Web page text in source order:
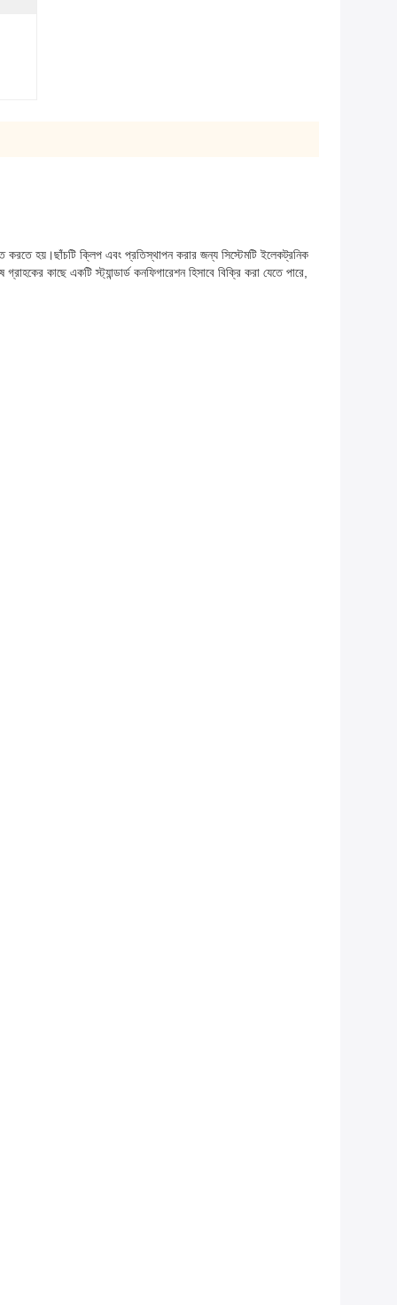
করতে হয়।ছাঁচটি ক্লিপ এবং প্রতিস্থাপন করার জন্য সিস্টেমটি ইলেকট্রনিক
কাছে একটি স্ট্যান্ডার্ড কনফিগারেশন হিসাবে বিক্রি করা যেতে পারে,